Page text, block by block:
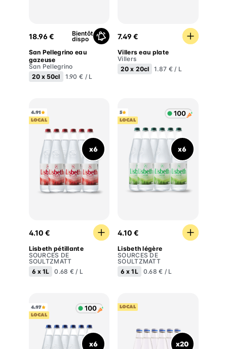
San Pellegrino eau gazeuse
18.96 € Bientôt
dispo
San Pellegrino eau
gazeuse
San Pellegrino
20 x50cl 1.90 € / L
7.49 €
Villers eau plate
Villers
20 x 20cl 1.87 € / L
4.91
LOCAL
x6
4.10 €
Lisbeth pétillante
SOURCES DE
SOULTZMATT
6 x1L 0.68 € / L
5
LOCAL
x6
4.10 €
Lisbeth légère
SOURCES DE
SOULTZMATT
6 x 1L 0.68 € / L
4.97
LOCAL
x6
LOCAL
x20